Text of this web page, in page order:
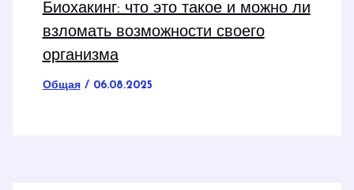
Биохакинг: что это такое и можно ли
взломать возможности своего
организма
Общая/ 06.08.2025